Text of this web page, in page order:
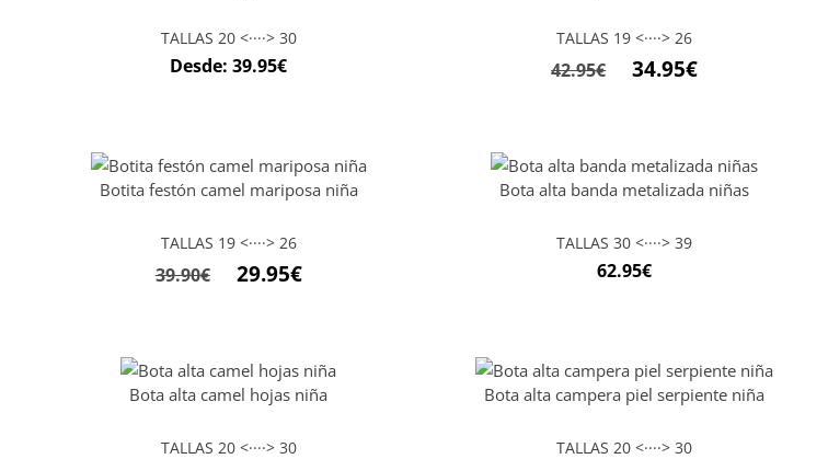
TALLAS 20 <····> 30
Desde:39.95€
TALLAS 19 <····> 26
42.95€ 34.95€
Botita festón camel mariposa niña
TALLAS 19 <····> 26
39.90€ 29.95€
Bota alta banda metalizada niñas
TALLAS 30 <····> 39
62.95€
Bota alta camel hojas niña
TALLAS 20 <····> 30
Bota alta campera piel serpiente niña
TALLAS 20 <····> 30